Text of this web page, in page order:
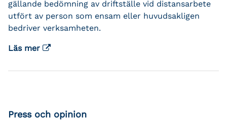
gällande bedömning av driftställe vid distansarbete
utfört av person som ensam eller huvudsakligen
bedriver verksamheten.
Läs mer
Press och opinion